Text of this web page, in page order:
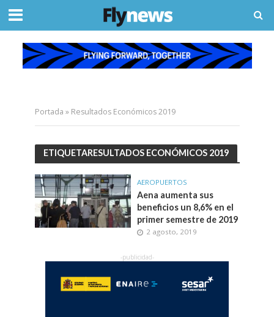
Portada » Resultados Económicos 2019
ETIQUETARESULTADOS ECONÓMICOS 2019
AEROPUERTOS
Aena aumenta sus
beneficios un 8,6% en el
primer semestre de 2019
2 agosto, 2019